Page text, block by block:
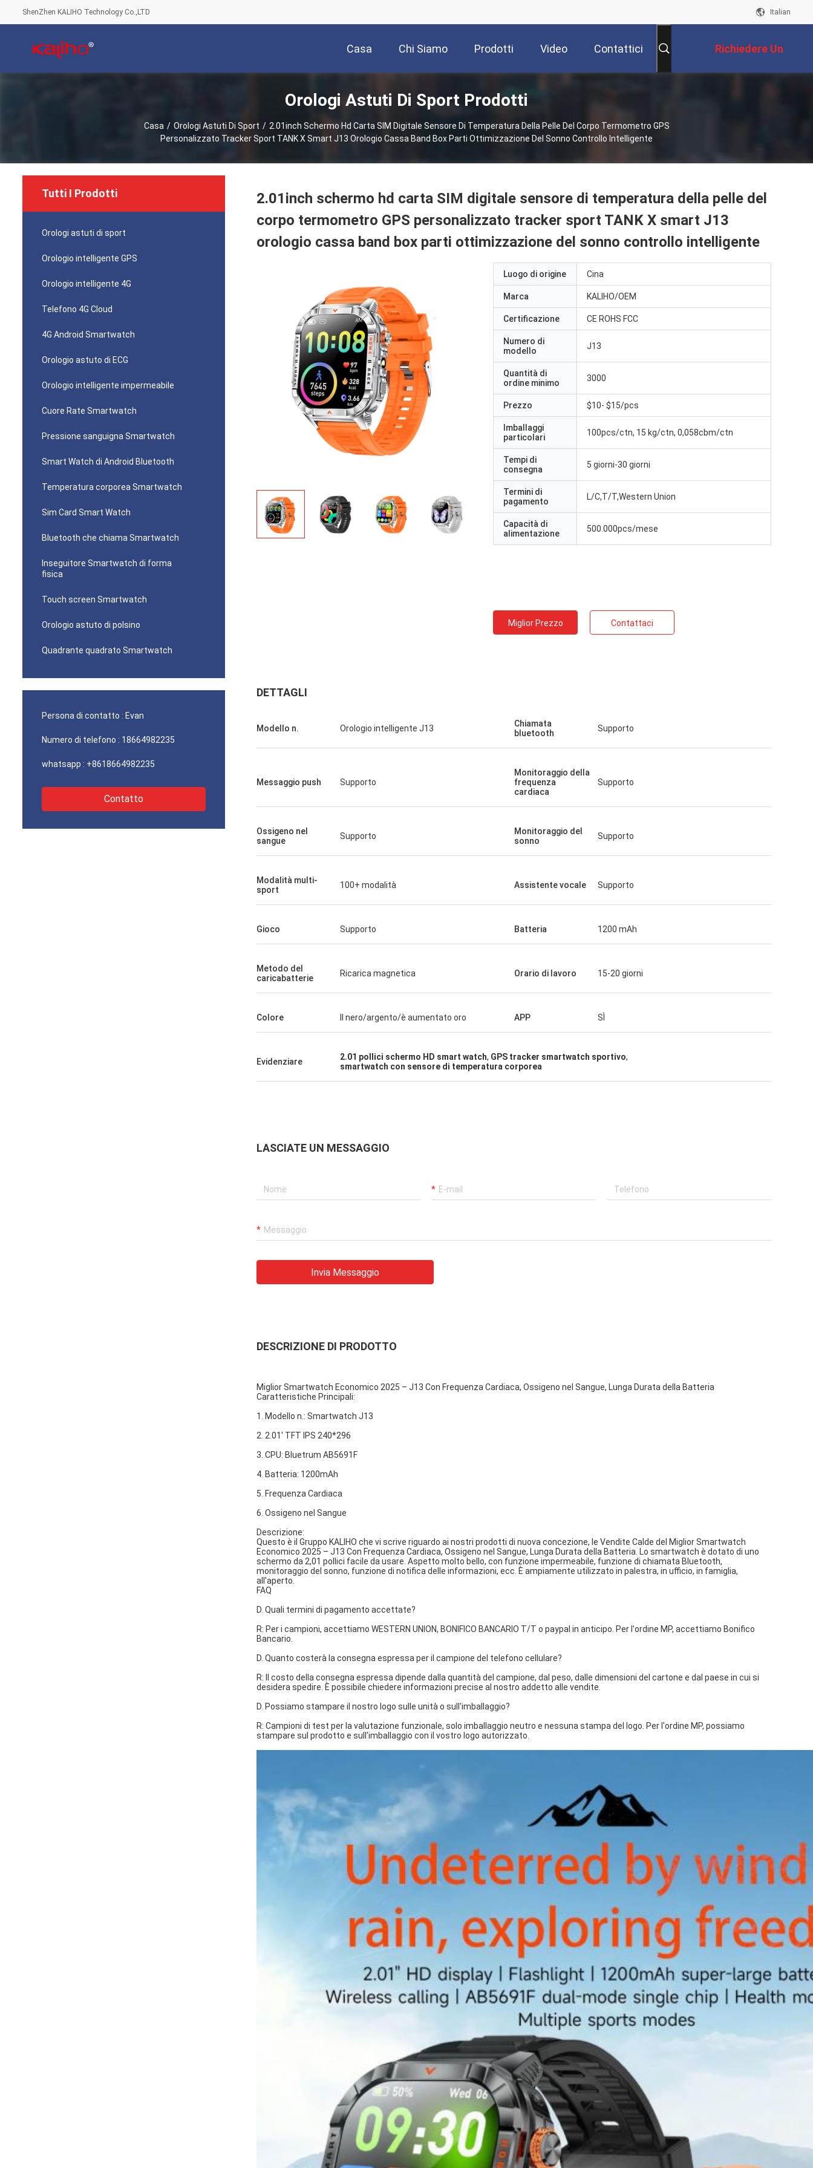
ShenZhen KALIHO Technology Co.,LTD Italian
Casa Chi Siamo Prodotti Video Contattici Richiedere Un
Preventivo
Orologi Astuti Di Sport Prodotti
Casa / Orologi Astuti Di Sport / 2.01inch Schermo Hd Carta SIM Digitale Sensore Di Temperatura Della Pelle Del Corpo Termometro GPS
Personalizzato Tracker Sport TANK X Smart J13 Orologio Cassa Band Box Parti Ottimizzazione Del Sonno Controllo Intelligente
Tutti I Prodotti
Orologi astuti di sport
Orologio intelligente GPS
Orologio intelligente 4G
Telefono 4G Cloud
4G Android Smartwatch
Orologio astuto di ECG
Orologio intelligente impermeabile
Cuore Rate Smartwatch
Pressione sanguigna Smartwatch
Smart Watch di Android Bluetooth
Temperatura corporea Smartwatch
Sim Card Smart Watch
Bluetooth che chiama Smartwatch
Inseguitore Smartwatch di forma
fisica
Touch screen Smartwatch
Orologio astuto di polsino
Quadrante quadrato Smartwatch
Persona di contatto : Evan
Numero di telefono : 18664982235
whatsapp : +8618664982235
Contatto
2.01inch schermo hd carta SIM digitale sensore di temperatura della pelle del
corpo termometro GPS personalizzato tracker sport TANK X smart J13
orologio cassa band box parti ottimizzazione del sonno controllo intelligente
Luogo di origine Cina
Marca KALIHO/OEM
Certificazione CE ROHS FCC
Numero di
modello
J13
Quantità di
ordine minimo
3000
Prezzo $10- $15/pcs
Imballaggi
particolari
100pcs/ctn, 15 kg/ctn, 0,058cbm/ctn
Tempi di
consegna
5 giorni-30 giorni
Termini di
pagamento
L/C,T/T,Western Union
Capacità di
alimentazione
500.000pcs/mese
Miglior Prezzo Contattaci
DETTAGLI
Modello n. Orologio intelligente J13
Chiamata
bluetooth
Supporto
Messaggio push Supporto
Monitoraggio della
frequenza
cardiaca
Supporto
Ossigeno nel
sangue
Supporto
Monitoraggio del
sonno
Supporto
Modalità multi-
sport
100+ modalità Assistente vocale Supporto
Gioco Supporto Batteria 1200 mAh
Metodo del
caricabatterie
Ricarica magnetica Orario di lavoro 15-20 giorni
Colore Il nero/argento/è aumentato oro APP SÌ
Evidenziare 2.01 pollici schermo HD smart watch, GPS tracker smartwatch sportivo,
smartwatch con sensore di temperatura corporea
LASCIATE UN MESSAGGIO
Invia Messaggio
DESCRIZIONE DI PRODOTTO
Miglior Smartwatch Economico 2025 – J13 Con Frequenza Cardiaca, Ossigeno nel Sangue, Lunga Durata della Batteria
Caratteristiche Principali:
1. Modello n.: Smartwatch J13
2. 2.01' TFT IPS 240*296
3. CPU: Bluetrum AB5691F
4. Batteria: 1200mAh
5. Frequenza Cardiaca
6. Ossigeno nel Sangue
Descrizione:
Questo è il Gruppo KALIHO che vi scrive riguardo ai nostri prodotti di nuova concezione, le Vendite Calde del Miglior Smartwatch
Economico 2025 – J13 Con Frequenza Cardiaca, Ossigeno nel Sangue, Lunga Durata della Batteria. Lo smartwatch è dotato di uno
schermo da 2,01 pollici facile da usare. Aspetto molto bello, con funzione impermeabile, funzione di chiamata Bluetooth,
monitoraggio del sonno, funzione di notifica delle informazioni, ecc. È ampiamente utilizzato in palestra, in ufficio, in famiglia,
all'aperto.
FAQ
D. Quali termini di pagamento accettate?
R: Per i campioni, accettiamo WESTERN UNION, BONIFICO BANCARIO T/T o paypal in anticipo. Per l'ordine MP, accettiamo Bonifico
Bancario.
D. Quanto costerà la consegna espressa per il campione del telefono cellulare?
R: Il costo della consegna espressa dipende dalla quantità del campione, dal peso, dalle dimensioni del cartone e dal paese in cui si
desidera spedire. È possibile chiedere informazioni precise al nostro addetto alle vendite.
D. Possiamo stampare il nostro logo sulle unità o sull'imballaggio?
R: Campioni di test per la valutazione funzionale, solo imballaggio neutro e nessuna stampa del logo. Per l'ordine MP, possiamo
stampare sul prodotto e sull'imballaggio con il vostro logo autorizzato.